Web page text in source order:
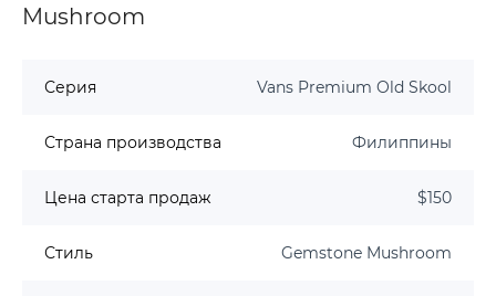
Mushroom
Серия Vans Premium Old Skool
Страна производства Филиппины
Цена старта продаж $150
Стиль Gemstone Mushroom